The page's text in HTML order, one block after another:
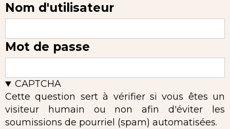
Nom d'utilisateur
Mot de passe
CAPTCHA
Cette question sert à vérifier si vous êtes un
visiteur humain ou non afin d'éviter les
soumissions de pourriel (spam) automatisées.